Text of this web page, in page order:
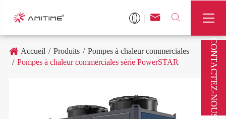
 

Accueil Produits
Pompes à chaleur commerciales
Pompes à chaleur commerciales série PowerSTAR
CONTACTEZ-NOUS